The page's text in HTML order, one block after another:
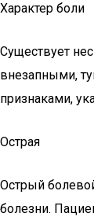
Характер боли
Существует
внезапными,
признаками,
Острая
Острый
болезни.